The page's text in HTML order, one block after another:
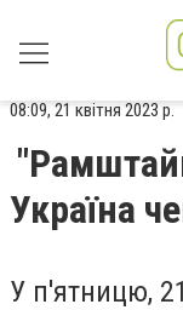
08:09, 21 квітня 2023 р.
Україна
У п'ятницю,